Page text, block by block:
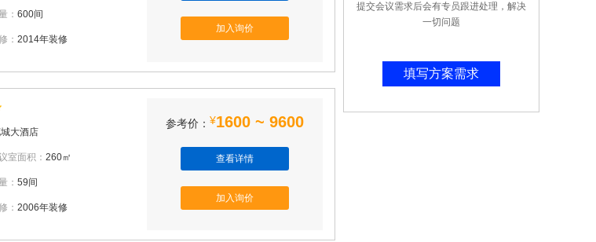
： 600间
： 2014年装修
加入询价
大酒店
室面积： 260㎡
： 59间
： 2006年装修
参考价： ¥1600 ~ 9600
查看详情
加入询价
提交会议需求后会有专员跟进处理，解决
一切问题
填写方案需求